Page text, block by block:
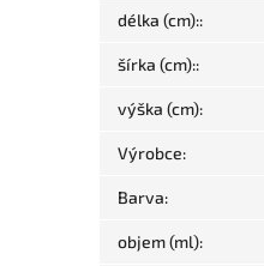
délka (cm)::
šírka (cm)::
výška (cm):
Výrobce:
Barva:
objem (ml):